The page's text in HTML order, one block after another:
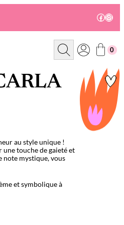
R
c
e
r
0
au style unique !
touche de gaieté et
note mystique, vous
et symbolique à